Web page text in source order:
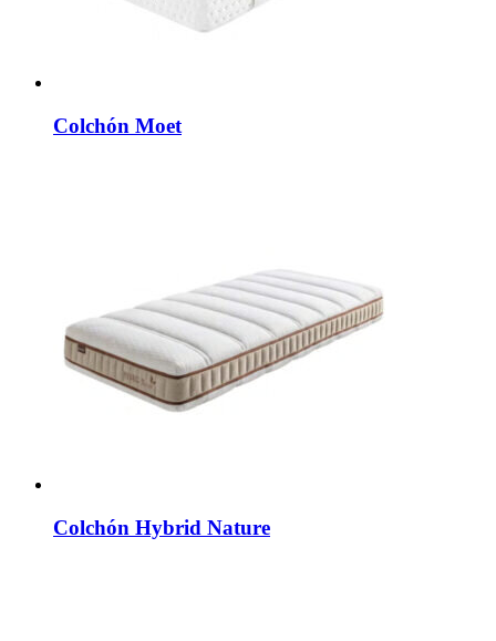
Colchón Moet
Colchón Hybrid Nature